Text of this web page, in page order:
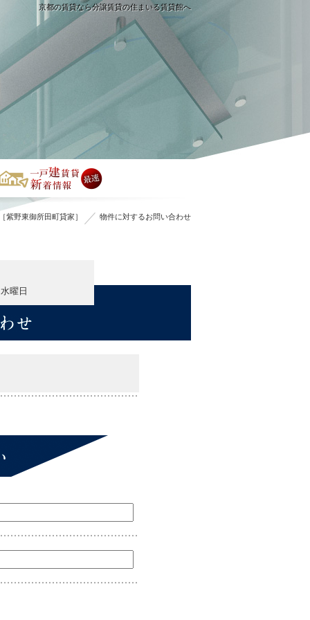
京都の賃貸なら分譲賃貸の住まいる賃貸館へ
紫野東御所田町貸家］ 物件に対するお問い合わせ
曜日